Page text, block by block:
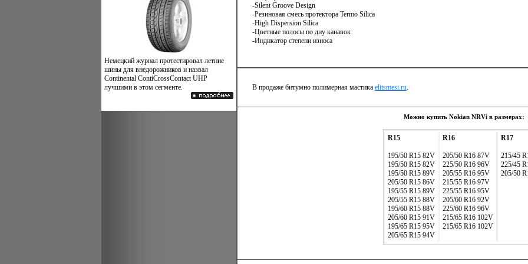
Немецкий журнал протестировал летние
шины для внедорожников и назвал
Continental ContiCrossContact UHP
лучшими в этом сегменте.
-Silent Groove Design
-Резиновая смесь протектора Termo Silica
-High Dispersion Silica
-Цветные полосы по дну канавок
-Индикатор степени износа
В продаже битумно полимерная мастика elitsmesi.ru.
Можно купить Nokian NRVi в размерах:
R15
195/50 R15 82V
195/50 R15 82V
195/50 R15 89V
205/50 R15 86V
195/55 R15 89V
205/55 R15 88V
195/60 R15 88V
205/60 R15 91V
195/65 R15 95V
205/65 R15 94V
R16
205/50 R16 87V
225/50 R16 96V
205/55 R16 95V
215/55 R16 97V
225/55 R16 95V
205/60 R16 92V
225/60 R16 96V
215/65 R16 102V
215/65 R16 102V
R17
215/45
225/45
205/50